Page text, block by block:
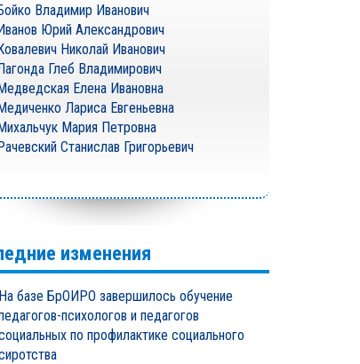
Владимир Иванович
Юрий Александрович
Николай Иванович
Глеб Владимирович
Елена Ивановна
Лариса Евгеньевна
Мария Петровна
Станислав Григорьевич
изменения
На базе БрОИРО завершилось обучение
психологов и педагогов
по профилактике социального